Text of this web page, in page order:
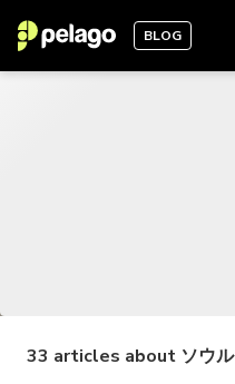
BLOG
33 articles about ソウル